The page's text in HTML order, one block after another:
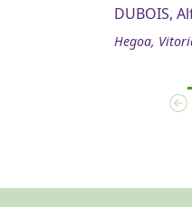
DUBOIS,
Hegoa,